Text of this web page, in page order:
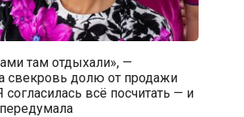
там отдыхали», —
свекровь долю от продажи
согласилась всё посчитать — и